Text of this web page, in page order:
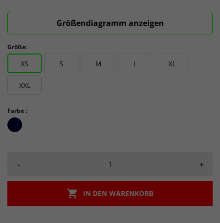
Größendiagramm anzeigen
Größe:
XS S M L XL
XXL
Farbe :
Navy
- +
 IN DEN WARENKORB